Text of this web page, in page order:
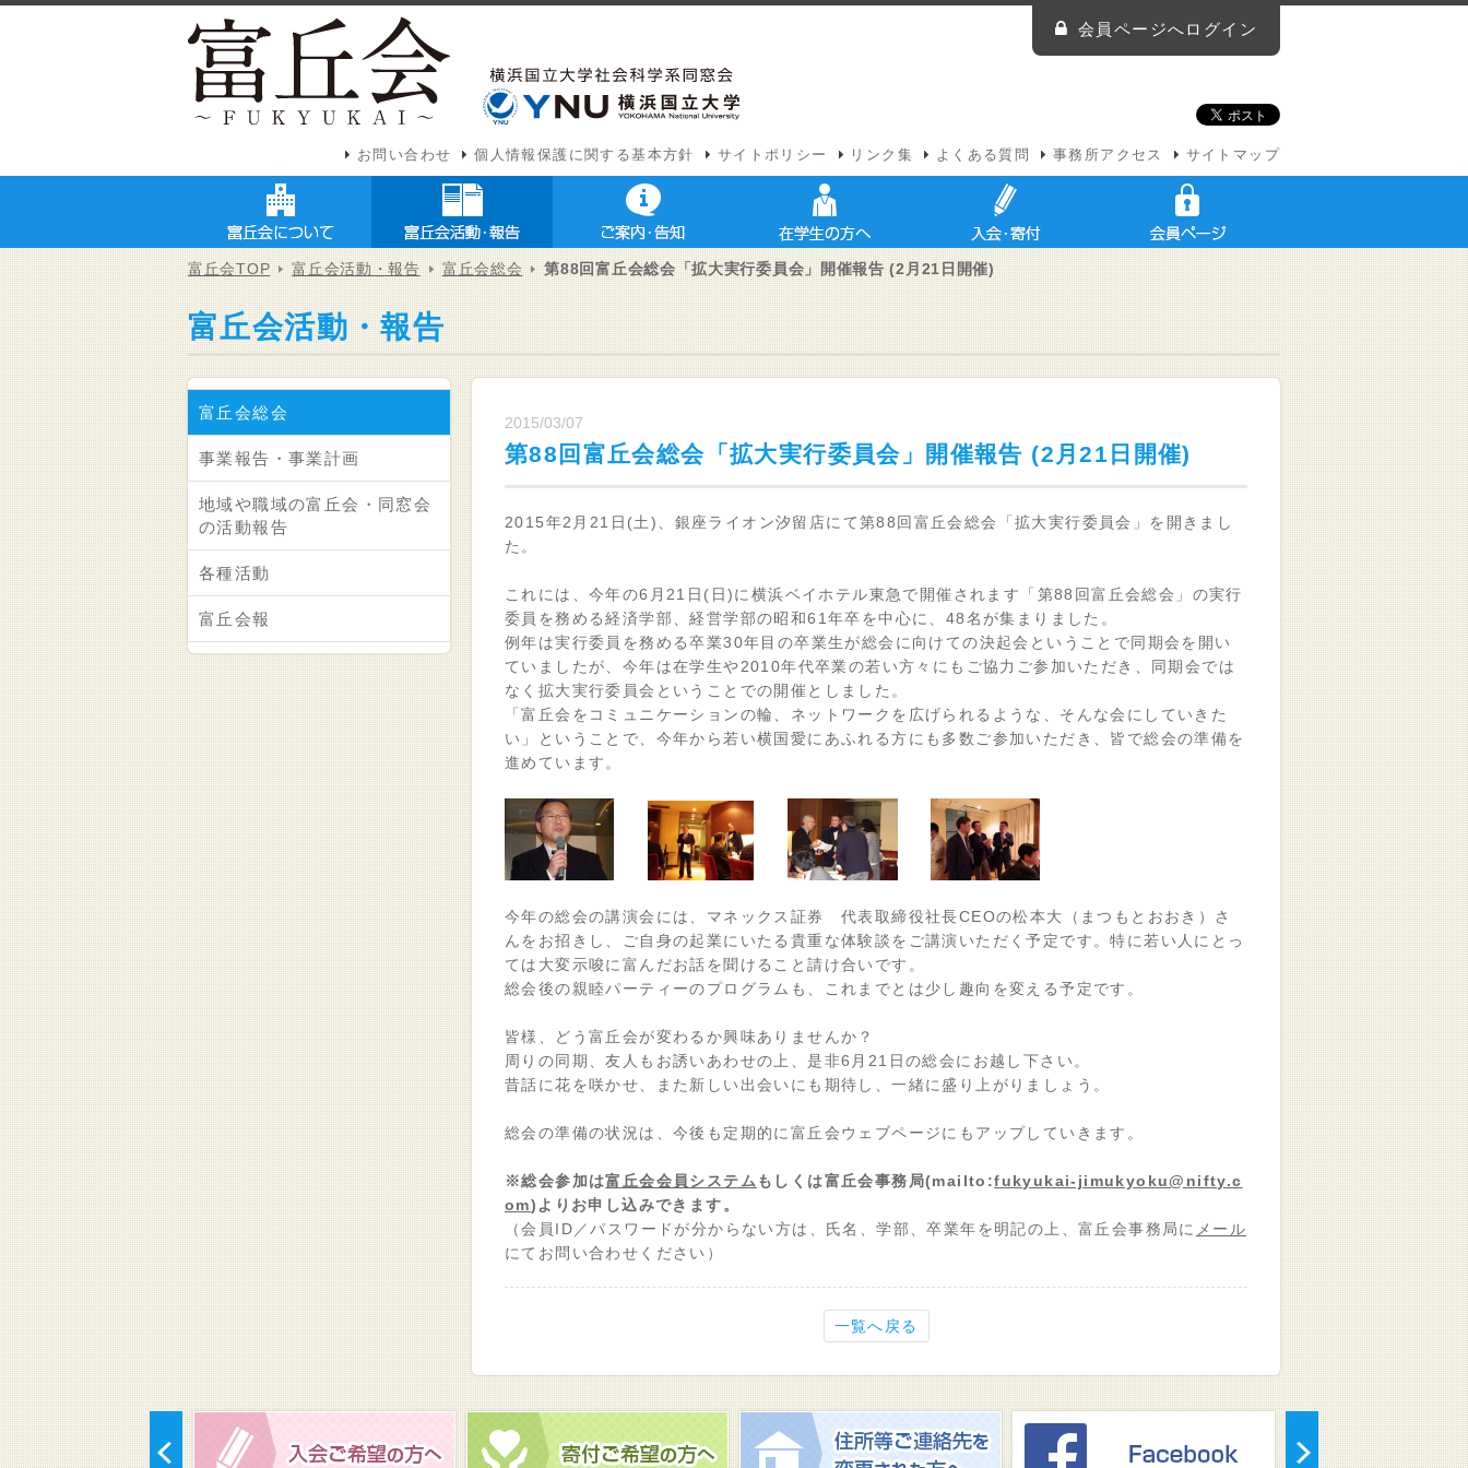
会員ページへログイン
お問い合わせ 個人情報保護に関する基本方針 サイトポリシー リンク集 よくある質問 事務所アクセス サイトマップ
富丘会TOP 富丘会活動・報告 富丘会総会 第88回富丘会総会「拡大実行委員会」開催報告 (2月21日開催)
富丘会活動・報告
富丘会総会
事業報告・事業計画
地域や職域の富丘会・同窓会
の活動報告
各種活動
富丘会報
2015/03/07
第88回富丘会総会「拡大実行委員会」開催報告 (2月21日開催)
2015年2月21日(土)、銀座ライオン汐留店にて第88回富丘会総会「拡大実行委員会」を開きまし
た。
これには、今年の6月21日(日)に横浜ベイホテル東急で開催されます「第88回富丘会総会」の実行
委員を務める経済学部、経営学部の昭和61年卒を中心に、48名が集まりました。
例年は実行委員を務める卒業30年目の卒業生が総会に向けての決起会ということで同期会を開い
ていましたが、今年は在学生や2010年代卒業の若い方々にもご協力ご参加いただき、同期会では
なく拡大実行委員会ということでの開催としました。
「富丘会をコミュニケーションの輪、ネットワークを広げられるような、そんな会にしていきた
い」ということで、今年から若い横国愛にあふれる方にも多数ご参加いただき、皆で総会の準備を
進めています。
今年の総会の講演会には、マネックス証券 代表取締役社長CEOの松本大（まつもとおおき）さ
んをお招きし、ご自身の起業にいたる貴重な体験談をご講演いただく予定です。特に若い人にとっ
ては大変示唆に富んだお話を聞けること請け合いです。
総会後の親睦パーティーのプログラムも、これまでとは少し趣向を変える予定です。
皆様、どう富丘会が変わるか興味ありませんか？
周りの同期、友人もお誘いあわせの上、是非6月21日の総会にお越し下さい。
昔話に花を咲かせ、また新しい出会いにも期待し、一緒に盛り上がりましょう。
総会の準備の状況は、今後も定期的に富丘会ウェブページにもアップしていきます。
※総会参加は富丘会会員システム もしくは富丘会事務局(mailto:fukyukai-jimukyoku@nifty.c
om)よりお申し込みできます。
（会員ID／パスワードが分からない方は、氏名、学部、卒業年を明記の上、富丘会事務局に メール
にてお問い合わせください）
一覧へ戻る